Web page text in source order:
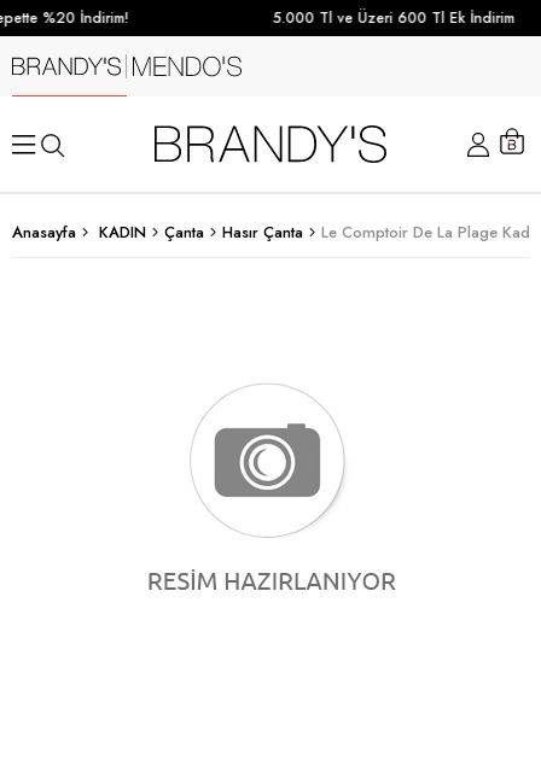
%20 İndirim! 5.000 Tl ve Üzeri 600 Tl Ek İndirim
Anasayfa KADIN Çanta Hasır Çanta Le Comptoir De La Plage